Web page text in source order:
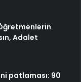
Adalet
patlaması: 90